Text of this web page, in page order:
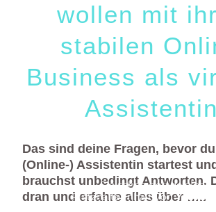
wollen mit
stabilen
Business als
Das sind deine Fragen, bevor
(Online-) Assistentin startest
brauchst unbedingt Antworten.
dran und erfahre alles über …..
Sie sehen gerade einen
Platzhalterinhalt vonYouTube